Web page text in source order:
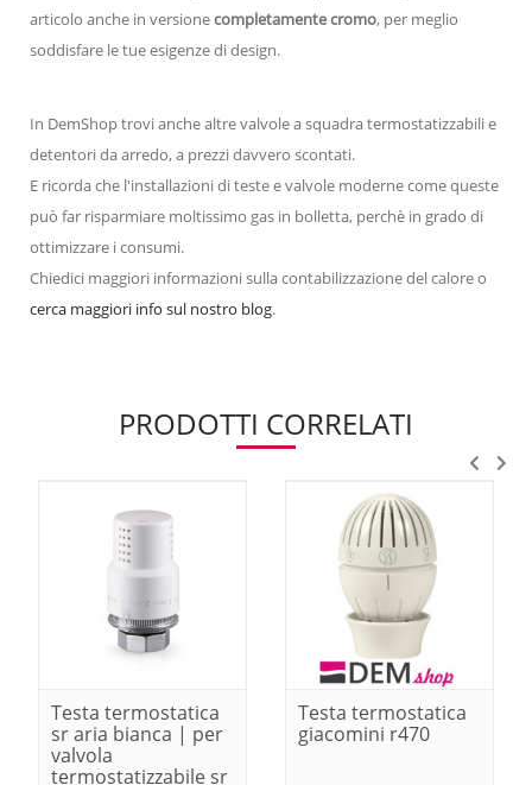
articolo anche in versionecompletamente cromo, per meglio
soddisfare le tue esigenze di design.
In DemShop trovi anche altre valvole a squadra termostatizzabili e
detentori da arredo, a prezzi davvero scontati.
E ricorda che l'installazioni di teste e valvole moderne come queste
può far risparmiare moltissimo gas in bolletta, perchè in grado di
ottimizzare i consumi.
Chiedici maggiori informazioni sulla contabilizzazione del calore o
cerca maggiori info sul nostro blog.
PRODOTTI CORRELATI
Testa termostatica
sr aria bianca | per
valvola
termostatizzabile sr
Testa termostatica
giacomini r470